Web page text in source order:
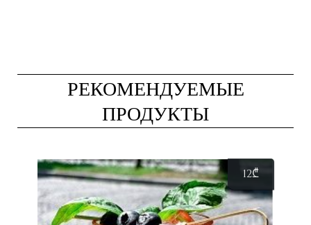
РЕКОМЕНДУЕМЫЕ
ПРОДУКТЫ
12₾